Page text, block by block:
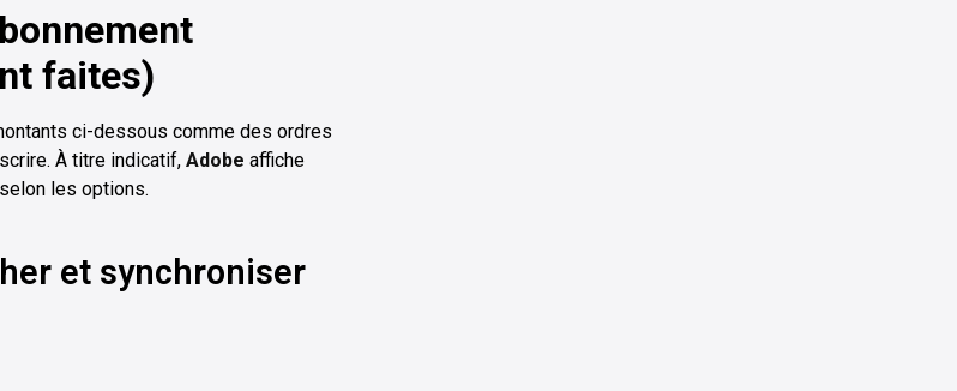
faites)
ci-dessous comme des ordres
À titre indicatif, Adobe affiche
selon les options.
et synchroniser